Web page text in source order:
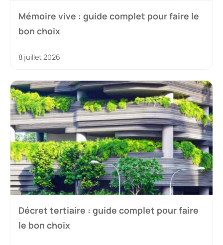
Mémoire vive : guide complet pour faire le
bon choix
8 juillet 2026
Décret tertiaire : guide complet pour faire
le bon choix